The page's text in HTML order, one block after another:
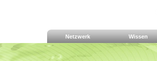
Netzwerk Wissen